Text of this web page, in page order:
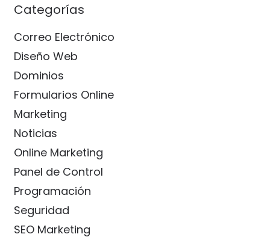
Categorías
Correo Electrónico
Diseño Web
Dominios
Formularios Online
Marketing
Noticias
Online Marketing
Panel de Control
Programación
Seguridad
SEO Marketing